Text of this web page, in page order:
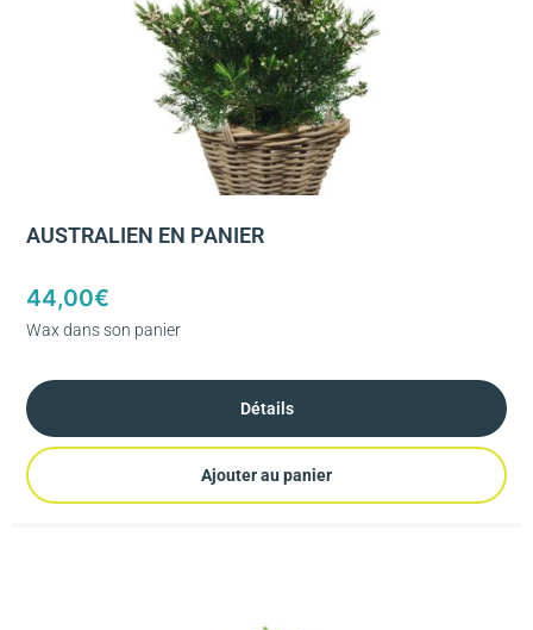
AUSTRALIEN EN PANIER
44,00€
Wax dans son panier
Détails
Ajouter au panier